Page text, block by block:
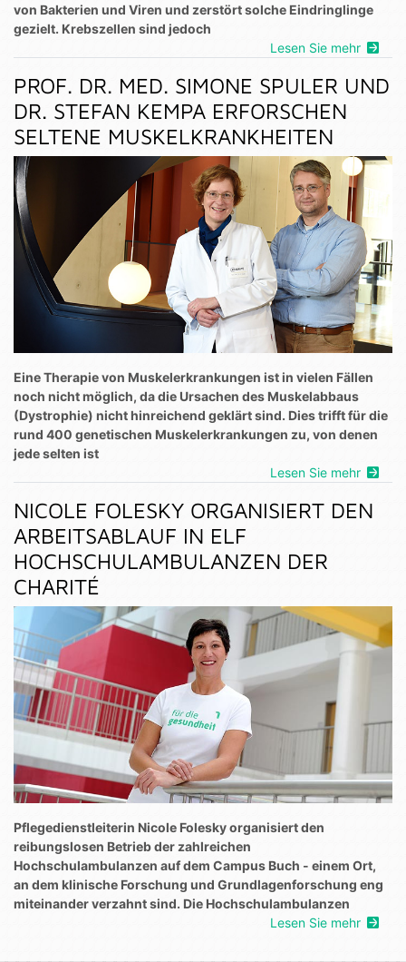
von Bakterien und Viren und zerstört solche Eindringlinge
gezielt. Krebszellen sind jedoch
Lesen Sie mehr
PROF. DR. MED. SIMONE SPULER UND
DR. STEFAN KEMPA ERFORSCHEN
SELTENE MUSKELKRANKHEITEN
Eine Therapie von Muskelerkrankungen ist in vielen Fällen
noch nicht möglich, da die Ursachen des Muskelabbaus
(Dystrophie) nicht hinreichend geklärt sind. Dies trifft für die
rund 400 genetischen Muskelerkrankungen zu, von denen
jede selten ist
Lesen Sie mehr
NICOLE FOLESKY ORGANISIERT DEN
ARBEITSABLAUF IN ELF
HOCHSCHULAMBULANZEN DER
CHARITÉ
Pflegedienstleiterin Nicole Folesky organisiert den
reibungslosen Betrieb der zahlreichen
Hochschulambulanzen auf dem Campus Buch - einem Ort,
an dem klinische Forschung und Grundlagenforschung eng
miteinander verzahnt sind. Die Hochschulambulanzen
Lesen Sie mehr